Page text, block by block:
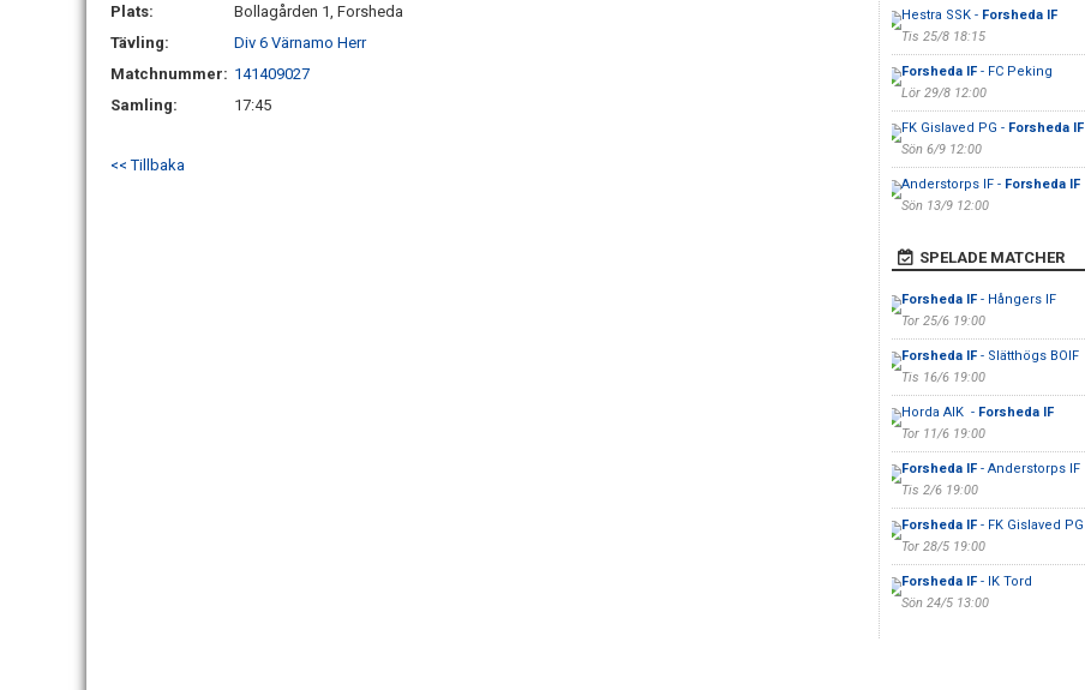
Plats:
Bollagården 1, Forsheda
Tävling:
Div 6 Värnamo Herr
Matchnummer: 141409027
Samling:
17:45
<< Tillbaka
Hestra SSK - Forsheda IF
Tis 25/8 18:15
Forsheda IF- FC Peking
Lör 29/8 12:00
FK Gislaved PG - Forsheda IF
Sön 6/9 12:00
Anderstorps IF - Forsheda IF
Sön 13/9 12:00
SPELADE MATCHER
Forsheda IF- Hångers IF
Tor 25/6 19:00
Forsheda IF- Slätthögs BOIF
Tis 16/6 19:00
Horda AIK - Forsheda IF
Tor 11/6 19:00
Forsheda IF- Anderstorps IF
Tis 2/6 19:00
Forsheda IF- FK Gislaved PG
Tor 28/5 19:00
Forsheda IF- IK Tord
Sön 24/5 13:00